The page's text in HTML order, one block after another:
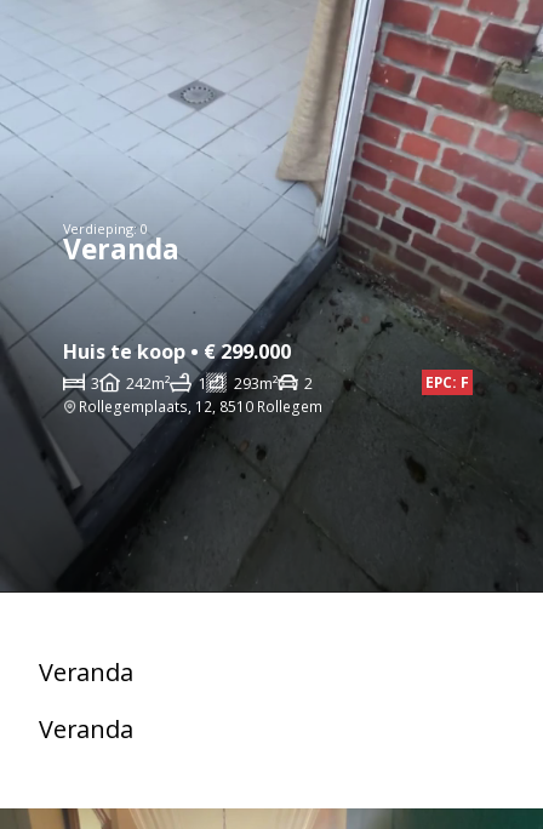
Verdieping: 0
Veranda
Huis te koop • € 299.000
3 242m² 1 293m² 2
EPC: F
Rollegemplaats, 12, 8510 Rollegem
Veranda
Veranda